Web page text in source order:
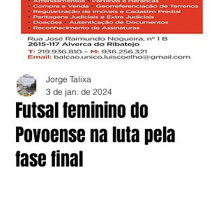
Futsal feminino do
Povoense na luta pela
fase final
Jorge Talixa
3 de jan. de 2024